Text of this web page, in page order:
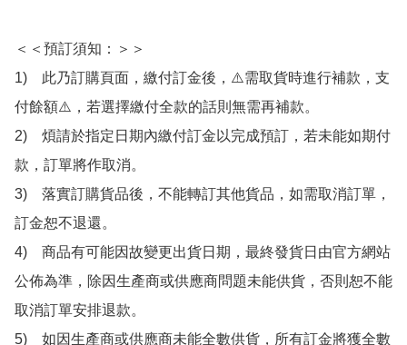
＜＜預訂須知：＞＞
1)　此乃訂購頁面，繳付訂金後，⚠️需取貨時進行補款，支
付餘額⚠️，若選擇繳付全款的話則無需再補款。
2)　煩請於指定日期內繳付訂金以完成預訂，若未能如期付
款，訂單將作取消。
3)　落實訂購貨品後，不能轉訂其他貨品，如需取消訂單，
訂金恕不退還。
4)　商品有可能因故變更出貨日期，最終發貨日由官方網站
公佈為準，除因生產商或供應商問題未能供貨，否則恕不能
取消訂單安排退款。
5)　如因生產商或供應商未能全數供貨，所有訂金將獲全數